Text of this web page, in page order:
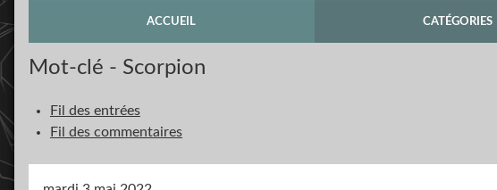
ACCUEIL CATÉGORIES
Mot-clé - Scorpion
Fil des entrées
Fil des commentaires